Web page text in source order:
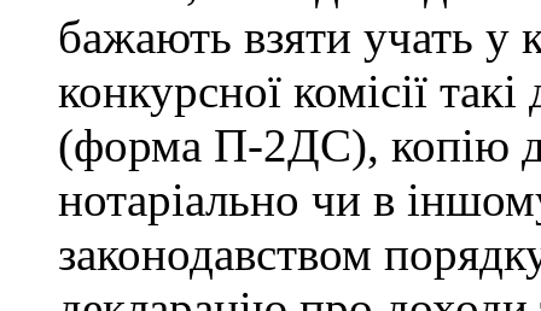
бажають взяти учать у
конкурсної комісії
(форма П-2ДС), копію
нотаріально чи в
законодавством